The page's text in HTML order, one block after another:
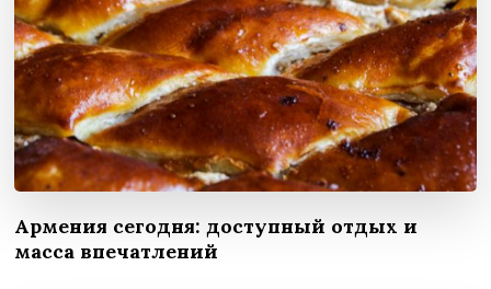
Армения сегодня: доступный отдых и
масса впечатлений